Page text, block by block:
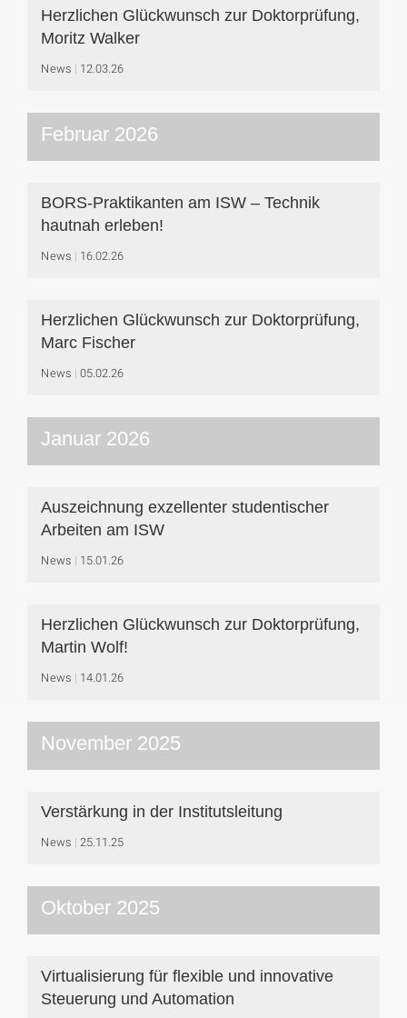
Herzlichen Glückwunsch zur Doktorprüfung,
Moritz Walker
News 12.03.26
Februar 2026
BORS-Praktikanten am ISW – Technik
hautnah erleben!
News 16.02.26
Herzlichen Glückwunsch zur Doktorprüfung,
Marc Fischer
News 05.02.26
Januar 2026
Auszeichnung exzellenter studentischer
Arbeiten am ISW
News 15.01.26
Herzlichen Glückwunsch zur Doktorprüfung,
Martin Wolf!
News 14.01.26
November 2025
Verstärkung in der Institutsleitung
News 25.11.25
Oktober 2025
Virtualisierung für flexible und innovative
Steuerung und Automation